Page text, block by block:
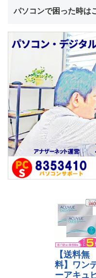
パソコンで困った時は